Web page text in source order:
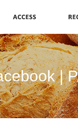
|